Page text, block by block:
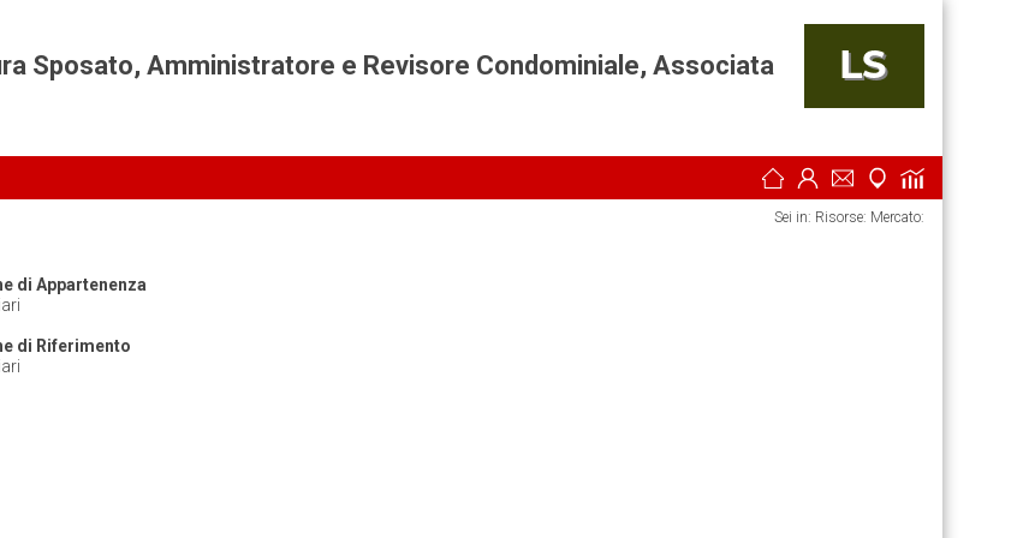
Sposato, Amministratore e Revisore Condominiale, Associata
Sei in: Risorse: Mercato:
di Appartenenza
di Riferimento